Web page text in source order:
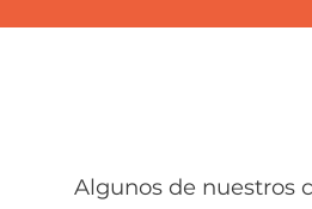
Algunos de nuestros